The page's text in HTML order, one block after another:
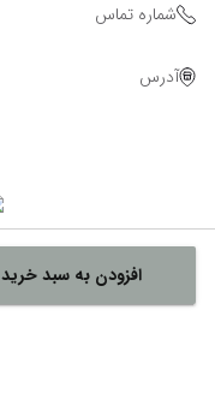
افزودن به سبد خرید
شماره تماس
آدرس